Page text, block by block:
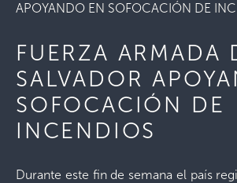
APOYANDO EN SOFOCACIÓN DE
FUERZA ARMADA
SALVADOR
SOFOCACIÓN DE
INCENDIOS
Durante este fin de semana el país